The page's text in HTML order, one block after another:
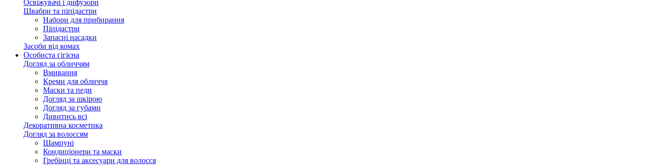
Освіжувачі і дифузори
Швабри та піпідастри
Набори для прибирання
Піпідастри
Запасні насадки
Засоби від комах
Особиста гігієна
Догляд за обличчям
Вмивання
Креми для обличчя
Маски та педи
Догляд за шкірою
Догляд за губами
Дивитись всі
Декоративна косметика
Догляд за волоссям
Шампуні
Кондиціонери та маски
Гребінці та аксесуари для волосся